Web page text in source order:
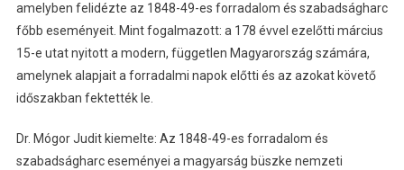
amelyben felidézte az 1848-49-es forradalom és szabadságharc
főbb eseményeit. Mint fogalmazott: a 178 évvel ezelőtti március
15-e utat nyitott a modern, független Magyarország számára,
amelynek alapjait a forradalmi napok előtti és az azokat követő
időszakban fektették le.
Dr. Mógor Judit kiemelte: Az 1848-49-es forradalom és
szabadságharc eseményei a magyarság büszke nemzeti